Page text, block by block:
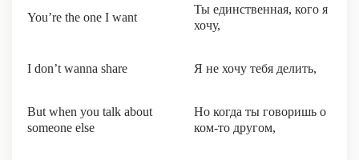
You’re the one I want
Ты единственная, кого я
хочу,
I don’t wanna share Я не хочу тебя делить,
But when you talk about
someone else
Но когда ты говоришь о
ком-то другом,